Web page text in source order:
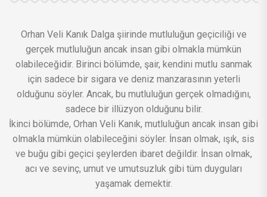
Orhan Veli Kanık Dalga şiirinde mutluluğun geçiciliği ve
gerçek mutluluğun ancak insan gibi olmakla mümkün
olabileceğidir. Birinci bölümde, şair, kendini mutlu sanmak
için sadece bir sigara ve deniz manzarasının yeterli
olduğunu söyler. Ancak, bu mutluluğun gerçek olmadığını,
sadece bir illüzyon olduğunu bilir.
İkinci bölümde, Orhan Veli Kanık, mutluluğun ancak insan gibi
olmakla mümkün olabileceğini söyler. İnsan olmak, ışık, sis
ve buğu gibi geçici şeylerden ibaret değildir. İnsan olmak,
acı ve sevinç, umut ve umutsuzluk gibi tüm duyguları
yaşamak demektir.